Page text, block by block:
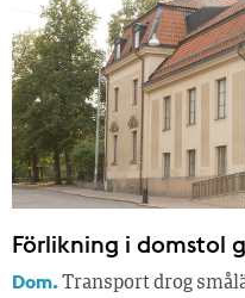
Förlikning i domstol
Dom.Transport drog